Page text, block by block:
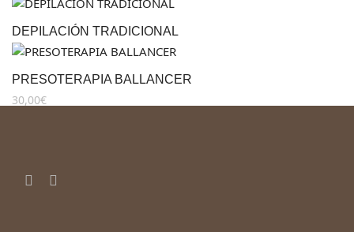
DEPILACIÓN TRADICIONAL
PRESOTERAPIA BALLANCER
30,00€